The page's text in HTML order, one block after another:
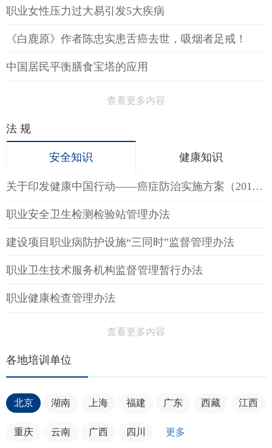
职业女性压力过大易引发5大疾病
《白鹿原》作者陈忠实患舌癌去世，吸烟者足戒！
中国居民平衡膳食宝塔的应用
查看更多内容
法 规
安全知识 健康知识
关于印发健康中国行动——癌症防治实施方案（2019—2022年）的通知
职业安全卫生检测检验站管理办法
建设项目职业病防护设施“三同时”监督管理办法
职业卫生技术服务机构监督管理暂行办法
职业健康检查管理办法
查看更多内容
各地培训单位
北京 湖南 上海 福建 广东 西藏 江西
重庆 云南 广西 四川 更多